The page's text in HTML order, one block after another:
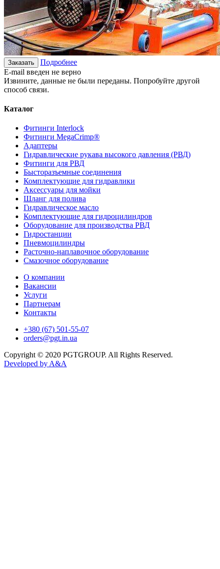
Заказать
Подробнее
E-mail введен не верно
Извините, данные не были переданы. Попробуйте другой
способ связи.
Каталог
Фитинги Interlock
Фитинги MegaCrimp®
Адаптеры
Гидравлические рукава высокого давления (РВД)
Фитинги для РВД
Бысторазъемные соединения
Комплектующие для гидравлики
Аксессуары для мойки
Шланг для полива
Гидравлическое масло
Комплектующие для гидроцилиндров
Оборудование для производства РВД
Гидростанции
Пневмоцилиндры
Расточно-наплавочное оборудование
Смазочное оборудование
О компании
Вакансии
Услуги
Партнерам
Контакты
+380 (67) 501-55-07
orders@pgt.in.ua
Copyright © 2020 PGTGROUP. All Rights Reserved.
Developed byA&A